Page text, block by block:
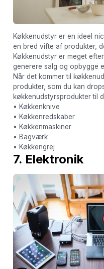
Køkkenudstyr er en ideel
en bred vifte af produkter,
Køkkenudstyr er meget
generere salg og opbygge
Når det kommer til
produkter, som du kan
køkkenudstyrsprodukter til
• Køkkenknive
• Køkkenredskaber
• Køkkenmaskiner
• Bagværk
• Køkkengrej
7. Elektronik